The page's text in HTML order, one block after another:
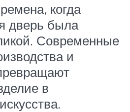
когда
дверь была
Современные
и
в